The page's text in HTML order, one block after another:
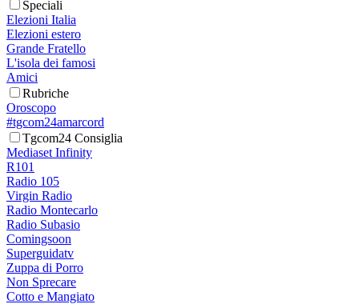
Speciali
Elezioni Italia
Elezioni estero
Grande Fratello
L'isola dei famosi
Amici
Rubriche
Oroscopo
#tgcom24amarcord
Tgcom24 Consiglia
Mediaset Infinity
R101
Radio 105
Virgin Radio
Radio Montecarlo
Radio Subasio
Comingsoon
Superguidatv
Zuppa di Porro
Non Sprecare
Cotto e Mangiato